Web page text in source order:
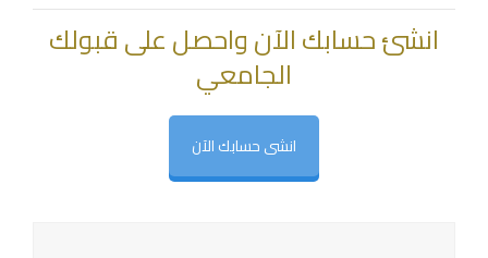
انشئ حسابك الآن واحصل على قبولك
الجامعي
انشى حسابك الآن